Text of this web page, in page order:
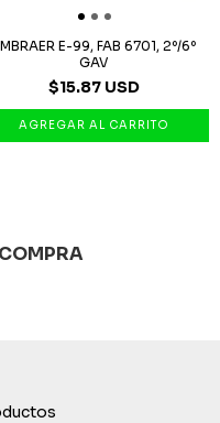
E-99, FAB 6701, 2º/6º
GAV
$15.87 USD